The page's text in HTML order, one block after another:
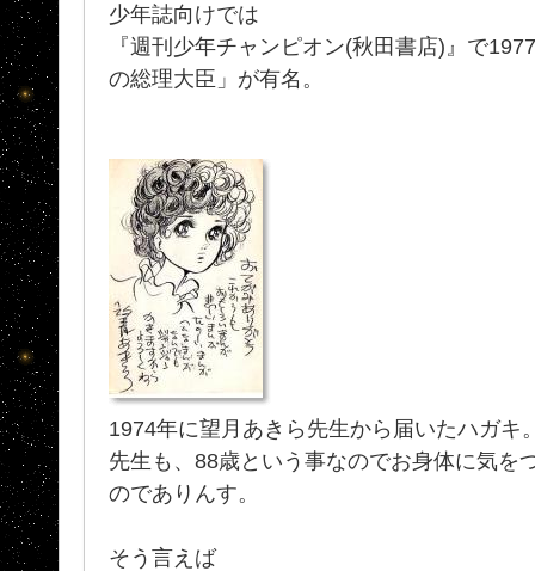
少年誌向けでは
『週刊少年チャンピオン(秋田書店)』で
の総理大臣」が有名。
1974年に望月あきら先生から届いたハガキ
先生も、88歳という事なのでお身体に気を
のでありんす。
そう言えば